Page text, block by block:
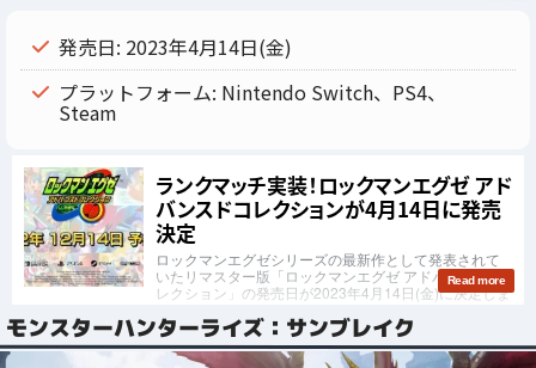
発売日: 2023年4月14日(金)
プラットフォーム: Nintendo Switch、PS4、
Steam
モンスターハンターライズ：サンブレイク